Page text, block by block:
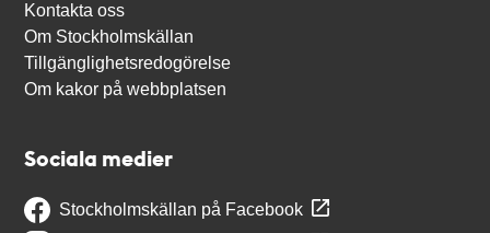
Kontakta oss
Om Stockholmskällan
Tillgänglighetsredogörelse
Om kakor på webbplatsen
Sociala medier
Stockholmskällan på Facebook